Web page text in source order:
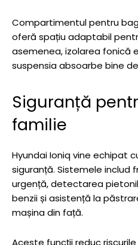
Compartimentul pentru
oferă spațiu adaptabil
asemenea, izolarea fonică
suspensia absoarbe bine
Siguranță
familie
Hyundai Ioniq vine echipat
siguranță. Sistemele includ
urgență, detectarea
benzii și asistență la
mașina din față.